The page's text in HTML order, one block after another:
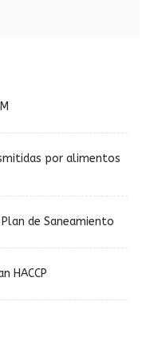
por alimentos
de Saneamiento
HACCP